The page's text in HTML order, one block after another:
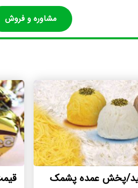
مشاوره و فروش
پخش عمده پشمک